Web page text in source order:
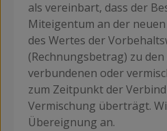
als vereinbart, dass der
Miteigentum an der
des Wertes der
(Rechnungsbetrag) zu
verbundenen oder
zum Zeitpunkt der
Vermischung überträgt.
Übereignung an.